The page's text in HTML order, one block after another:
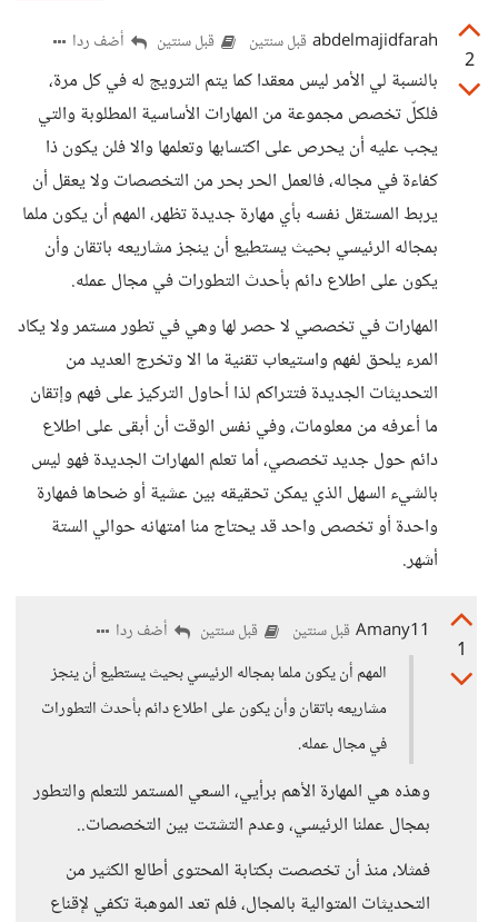
2
abdelmajidfarah قبل سنتين قبل سنتين أضف ردا
بالنسبة لي الأمر ليس معقدا كما يتم الترويج له في كل مرة،
فلكلّ تخصص مجموعة من المهارات الأساسية المطلوبة والتي
يجب عليه أن يحرص على اكتسابها وتعلمها والا فلن يكون ذا
كفاءة في مجاله، فالعمل الحر بحر من التخصصات ولا يعقل أن
يربط المستقل نفسه بأي مهارة جديدة تظهر، المهم أن يكون ملما
بمجاله الرئيسي بحيث يستطيع أن ينجز مشاريعه باتقان وأن
يكون على اطلاع دائم بأحدث التطورات في مجال عمله.
المهارات في تخصصي لا حصر لها وهي في تطور مستمر ولا يكاد
المرء يلحق لفهم واستيعاب تقنية ما الا وتخرج العديد من
التحديثات الجديدة فتتراكم لذا أحاول التركيز على فهم وإتقان
ما أعرفه من معلومات، وفي نفس الوقت أن أبقى على اطلاع
دائم حول جديد تخصصي، أما تعلم المهارات الجديدة فهو ليس
بالشيء السهل الذي يمكن تحقيقه بين عشية أو ضحاها فمهارة
واحدة أو تخصص واحد قد يحتاج منا امتهانه حوالي الستة
أشهر.
1
Amany11 قبل سنتين قبل سنتين
أضف ردا
المهم أن يكون ملما بمجاله الرئيسي بحيث يستطيع أن ينجز
مشاريعه باتقان وأن يكون على اطلاع دائم بأحدث التطورات
في مجال عمله.
وهذه هي المهارة الأهم برأيي، السعي المستمر للتعلم والتطور
بمجال عملنا الرئيسي، وعدم التشتت بين التخصصات..
فمثلا، منذ أن تخصصت بكتابة المحتوى أطالع الكثير من
التحديثات المتوالية بالمجال، فلم تعد الموهبة تكفي لإقناع